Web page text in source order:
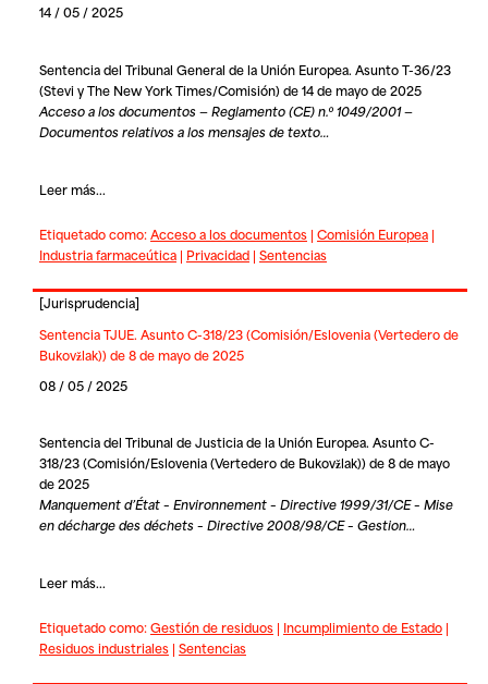
14 / 05 / 2025
Sentencia del Tribunal General de la Unión Europea. Asunto T-36/23
(Stevi y The New York Times/Comisión) de 14 de mayo de 2025
Acceso a los documentos — Reglamento (CE) n.º 1049/2001 —
Documentos relativos a los mensajes de texto…
Leer más...
Etiquetado como:Acceso a los documentos| Comisión Europea|
Industria farmaceútica| Privacidad| Sentencias
[Jurisprudencia]
Sentencia TJUE. Asunto C-318/23 (Comisión/Eslovenia (Vertedero de
Bukovžlak)) de 8 de mayo de 2025
08 / 05 / 2025
Sentencia del Tribunal de Justicia de la Unión Europea. Asunto C-
318/23 (Comisión/Eslovenia (Vertedero de Bukovžlak)) de 8 de mayo
de 2025
Manquement d’État – Environnement – Directive 1999/31/CE – Mise
en décharge des déchets – Directive 2008/98/CE – Gestion…
Leer más...
Etiquetado como:Gestión de residuos| Incumplimiento de Estado|
Residuos industriales| Sentencias